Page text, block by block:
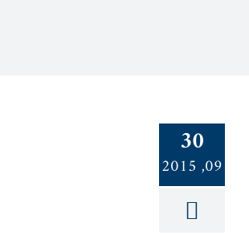
30
09, 2015